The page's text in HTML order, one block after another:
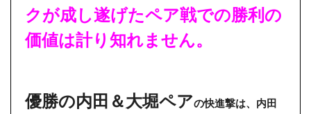
クが成し遂げたペア戦での勝利の
価値は計り知れません。
優勝の内田＆大堀ペアの快進撃は、内田